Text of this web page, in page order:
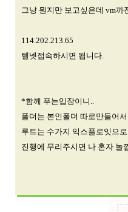
그냥 뭔지만 보고싶은데 vm까
114.202.213.65
텔넷접속하시면 됩니다.
*함께 푸는입장이니..
폴더는 본인폴더 따로만들어
루트는 수가지 익스플로잇으
진행에 무리주시면 나 혼자 놀